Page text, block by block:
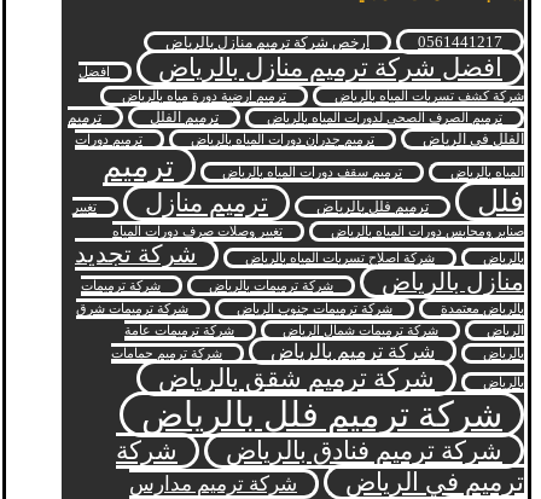
0561441217 أرخص شركة ترميم منازل بالرياض
افضل شركة ترميم منازل بالرياض
افضل
شركة كشف تسربات المياه بالرياض
ترميم ارضية دورة مياه بالرياض
ترميم الصرف الصحي لدورات المياه بالرياض
ترميم الفلل
ترميم
الفلل في الرياض
ترميم جدران دورات المياه بالرياض ترميم دورات
المياه بالرياض ترميم سقف دورات المياه بالرياض
ترميم
فلل
ترميم فلل بالرياض ترميم منازل
تغيير
صنابر ومحابس دورات المياه بالرياض
تغيير وصلات صرف دورات المياه
بالرياض
شركة اصلاح تسربات المياه بالرياض
شركة تجديد
منازل بالرياض
شركة ترميمات بالرياض
شركة ترميمات
بالرياض معتمدة
شركة ترميمات جنوب الرياض
شركة ترميمات شرق
الرياض
شركة ترميمات شمال الرياض
شركة ترميمات عامة
بالرياض
شركة ترميم بالرياض شركة ترميم حمامات
بالرياض شركة ترميم شقق بالرياض
شركة ترميم فلل بالرياض
شركة ترميم فنادق بالرياض
شركة
ترميم في الرياض
شركة ترميم مدارس